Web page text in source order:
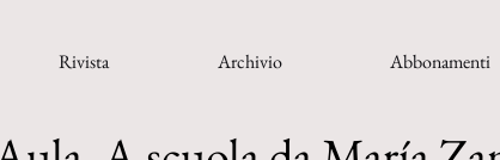
Rivista Archivio Abbonamenti